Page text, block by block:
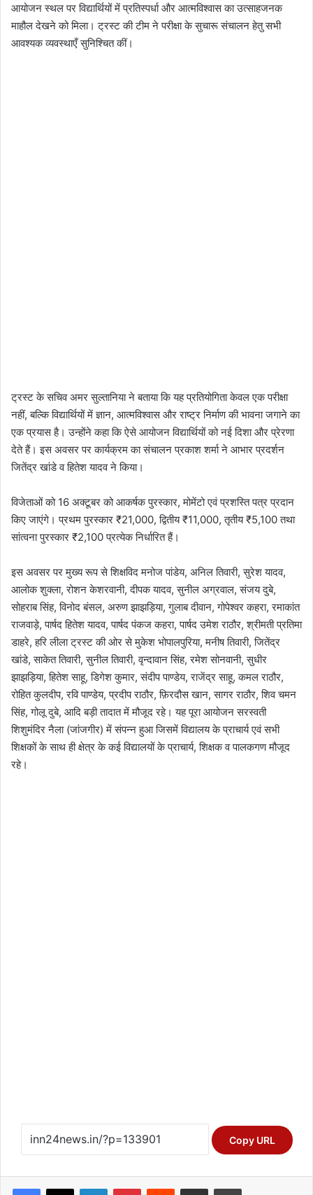
आयोजन स्थल पर विद्यार्थियों में प्रतिस्पर्धा और आत्मविश्वास का उत्साहजनक
माहौल देखने को मिला। ट्रस्ट की टीम ने परीक्षा के सुचारू संचालन हेतु सभी
आवश्यक व्यवस्थाएँ सुनिश्चित कीं।
ट्रस्ट के सचिव अमर सुल्तानिया ने बताया कि यह प्रतियोगिता केवल एक परीक्षा
नहीं, बल्कि विद्यार्थियों में ज्ञान, आत्मविश्वास और राष्ट्र निर्माण की भावना जगाने का
एक प्रयास है। उन्होंने कहा कि ऐसे आयोजन विद्यार्थियों को नई दिशा और प्रेरणा
देते हैं। इस अवसर पर कार्यक्रम का संचालन प्रकाश शर्मा ने आभार प्रदर्शन
जितेंद्र खांडे व हितेश यादव ने किया।
विजेताओं को 16 अक्टूबर को आकर्षक पुरस्कार, मोमेंटो एवं प्रशस्ति पत्र प्रदान
किए जाएंगे। प्रथम पुरस्कार ₹21,000, द्वितीय ₹11,000, तृतीय ₹5,100 तथा
सांत्वना पुरस्कार ₹2,100 प्रत्येक निर्धारित हैं।
इस अवसर पर मुख्य रूप से शिक्षविद मनोज पांडेय, अनिल तिवारी, सुरेश यादव,
आलोक शुक्ला, रोशन केशरवानी, दीपक यादव, सुनील अग्रवाल, संजय दुबे,
सोहराब सिंह, विनोद बंसल, अरुण झाझड़िया, गुलाब दीवान, गोपेश्वर कहरा, रमाकांत
राजवाड़े, पार्षद हितेश यादव, पार्षद पंकज कहरा, पार्षद उमेश राठौर, श्रीमती प्रतिमा
डाहरे, हरि लीला ट्रस्ट की ओर से मुकेश भोपालपुरिया, मनीष तिवारी, जितेंद्र
खांडे, साकेत तिवारी, सुनील तिवारी, वृन्दावान सिंह, रमेश सोनवानी, सुधीर
झाझड़िया, हितेश साहू, डिगेश कुमार, संदीप पाण्डेय, राजेंद्र साहू, कमल राठौर,
रोहित कुलदीप, रवि पाण्डेय, प्रदीप राठौर, फ़िरदौस खान, सागर राठौर, शिव चमन
सिंह, गोलू दुबे, आदि बड़ी तादात में मौजूद रहे। यह पूरा आयोजन सरस्वती
शिशुमंदिर नैला (जांजगीर) में संपन्न हुआ जिसमें विद्यालय के प्राचार्य एवं सभी
शिक्षकों के साथ ही क्षेत्र के कई विद्यालयों के प्राचार्य, शिक्षक व पालकगण मौजूद
रहे।
Copy URL
Facebook
X LinkedInPinterestReddit Share via Email Print